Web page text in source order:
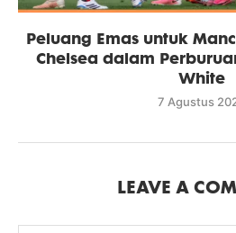
Peluang Emas untuk
Chelsea dalam
White
7 Agustus
LEAVE A